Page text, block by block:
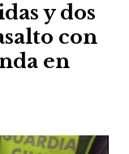
y dos
con
en